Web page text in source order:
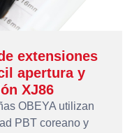
extensiones
apertura y
XJ86
OBEYA utilizan
PBT coreano y